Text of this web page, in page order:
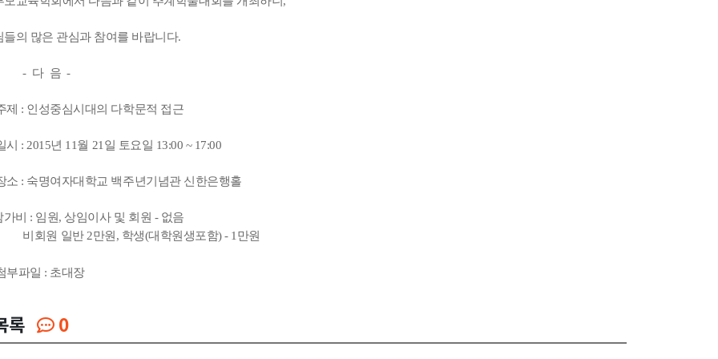
의 많은 관심과 참여를 바랍니다.
음 -
: 인성중심시대의 다학문적 접근
2015년 11월 21일 토요일 13:00 ~ 17:00
: 숙명여자대학교 백주년기념관 신한은행홀
: 임원, 상임이사 및 회원 - 없음
일반 2만원, 학생(대학원생포함) - 1만원
파일 : 초대장
록 0